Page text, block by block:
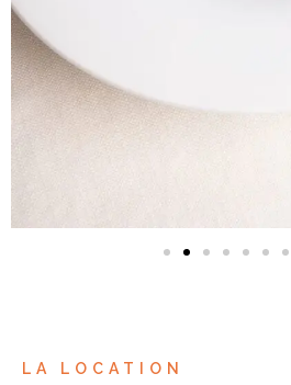
LA LOCATION